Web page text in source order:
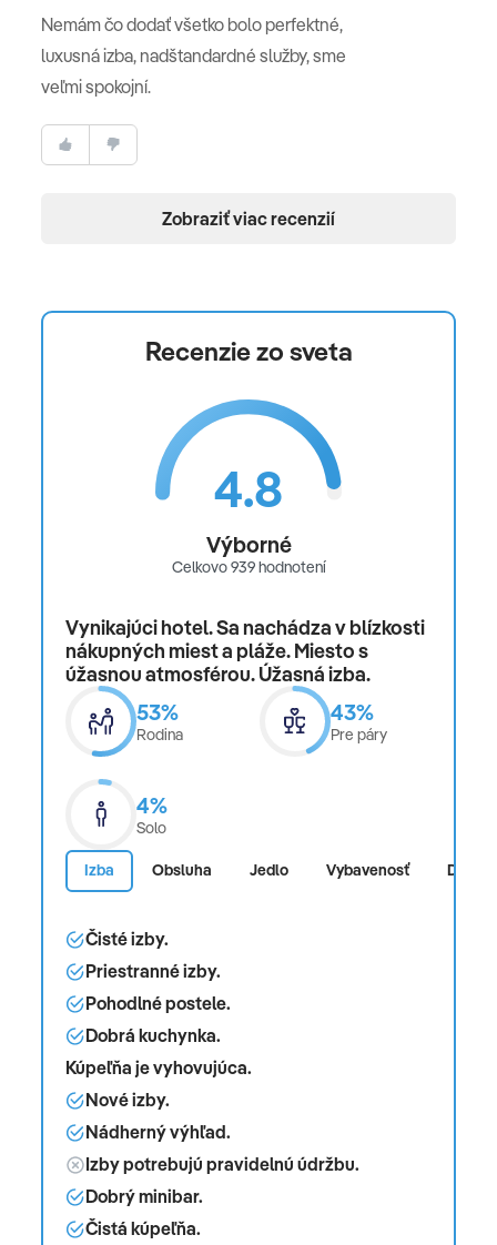
komplexné cestovné poistenie - viac informácii
dostanete vo vašej CK
Oficiálne hodnotenie
Nemám čo dodať všetko bolo perfektné,
luxusná izba, nadštandardné služby, sme
veľmi spokojní.
Zobraziť viac recenzií
Recenzie zo sveta
4.8
Výborné
Celkovo 939 hodnotení
Vynikajúci hotel. Sa nachádza v blízkosti
nákupných miest a pláže. Miesto s
úžasnou atmosférou. Úžasná izba.
53%
Rodina
43%
Pre páry
4%
Solo
Izba Obsluha Jedlo Vybavenosť Dojem
Čisté izby.
Priestranné izby.
Pohodlné postele.
Dobrá kuchynka.
Kúpeľňa je vyhovujúca.
Nové izby.
Nádherný výhľad.
Izby potrebujú pravidelnú údržbu.
Dobrý minibar.
Čistá kúpeľňa.